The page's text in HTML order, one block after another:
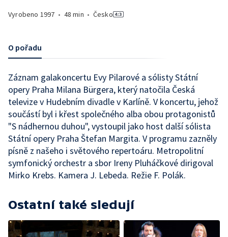
Vyrobeno 1997 • 48 min • Česko
O pořadu
Záznam galakoncertu Evy Pilarové a sólisty Státní
opery Praha Milana Bürgera, který natočila Česká
televize v Hudebním divadle v Karlíně. V koncertu, jehož
součástí byl i křest společného alba obou protagonistů
"S nádhernou duhou", vystoupil jako host další sólista
Státní opery Praha Štefan Margita. V programu zazněly
písně z našeho i světového repertoáru. Metropolitní
symfonický orchestr a sbor Ireny Pluháčkové dirigoval
Mirko Krebs. Kamera J. Lebeda. Režie F. Polák.
Ostatní také sledují